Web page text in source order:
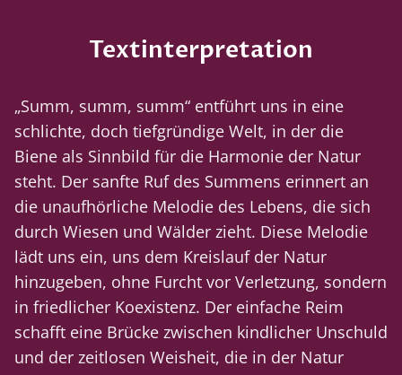
Textinterpretation
„Summ, summ, summ“ entführt uns in eine
schlichte, doch tiefgründige Welt, in der die
Biene als Sinnbild für die Harmonie der Natur
steht. Der sanfte Ruf des Summens erinnert an
die unaufhörliche Melodie des Lebens, die sich
durch Wiesen und Wälder zieht. Diese Melodie
lädt uns ein, uns dem Kreislauf der Natur
hinzugeben, ohne Furcht vor Verletzung, sondern
in friedlicher Koexistenz. Der einfache Reim
schafft eine Brücke zwischen kindlicher Unschuld
und der zeitlosen Weisheit, die in der Natur